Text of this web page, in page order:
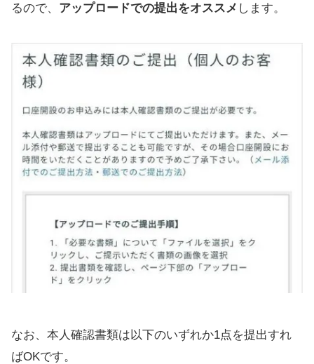
るので、 アップロードでの提出をオススメ します。
なお、本人確認書類は以下のいずれか1点を提出すれ
ばOKです。